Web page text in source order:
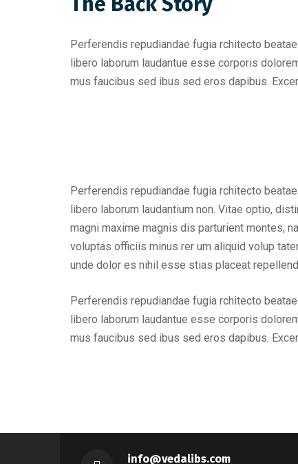
Perferendis repudiandae fugia rchitecto
libero laborum laudantue esse corporis
mus faucibus sed ibus sed eros dapibus.
Perferendis repudiandae fugia rchitecto
libero laborum laudantium non. Vitae optio,
magni maxime magnis dis parturient montes,
voluptas officiis minus rer um aliquid volup
unde dolor es nihil esse stias placeat
Perferendis repudiandae fugia rchitecto
libero laborum laudantue esse corporis
mus faucibus sed ibus sed eros dapibus.
info@vedalibs.com